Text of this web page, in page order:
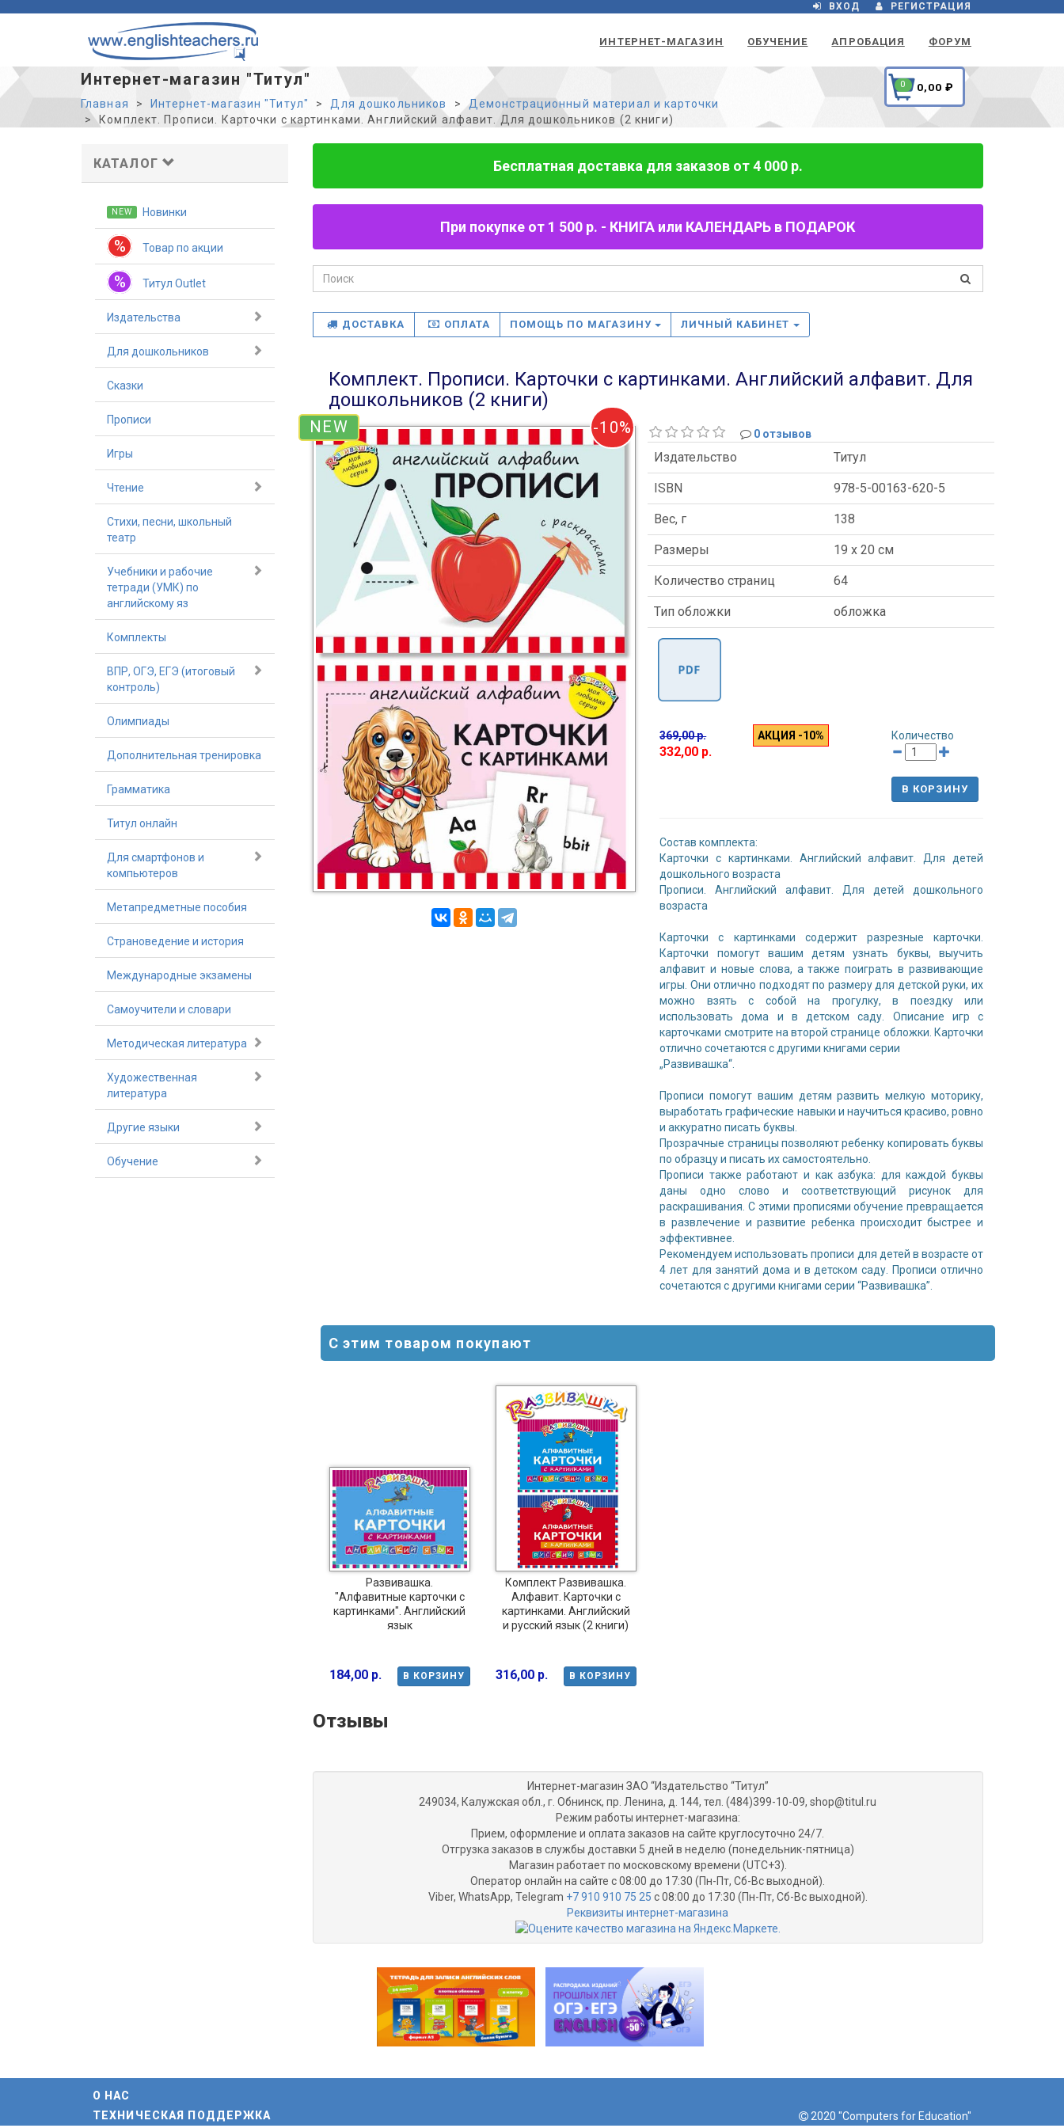
ВХОД РЕГИСТРАЦИЯ
ИНТЕРНЕТ-МАГАЗИН ОБУЧЕНИЕ АПРОБАЦИЯ ФОРУМ
Интернет-магазин "Титул"
Главная Интернет-магазин "Титул" Для дошкольников
Демонстрационный материал и карточки
Комплект. Прописи. Карточки с картинками. Английский алфавит. Для дошкольников (2 книги)
0 0,00 ₽
КАТАЛОГ
NEW Новинки
% Товар по акции
% Титул Outlet
Издательства
Для дошкольников
Сказки
Прописи
Игры
Чтение
Стихи, песни, школьный
театр
Учебники и рабочие
тетради (УМК) по
английскому яз
Комплекты
ВПР, ОГЭ, ЕГЭ (итоговый
контроль)
Олимпиады
Дополнительная тренировка
Грамматика
Титул онлайн
Для смартфонов и
компьютеров
Метапредметные пособия
Страноведение и история
Международные экзамены
Самоучители и словари
Методическая литература
Художественная
литература
Другие языки
Обучение
Бесплатная доставка для заказов от 4 000 р.
При покупке от 1 500 р. - КНИГА или КАЛЕНДАРЬ в ПОДАРОК
ДОСТАВКА ОПЛАТА ПОМОЩЬ ПО МАГАЗИНУ ЛИЧНЫЙ КАБИНЕТ
Комплект. Прописи. Карточки с картинками. Английский алфавит. Для
дошкольников (2 книги)
NEW -10% 0 отзывов
Издательство Титул
ISBN 978-5-00163-620-5
Вес, г 138
Размеры 19 x 20 см
Количество страниц 64
Тип обложки обложка
369,00 р.
332,00 р.
АКЦИЯ -10% Количество
В КОРЗИНУ
Состав комплекта:
Карточки с картинками. Английский алфавит. Для детей
дошкольного возраста
Прописи. Английский алфавит. Для детей дошкольного
возраста
Карточки с картинками содержит разрезные карточки.
Карточки помогут вашим детям узнать буквы, выучить
алфавит и новые слова, а также поиграть в развивающие
игры. Они отлично подходят по размеру для детской руки, их
можно взять с собой на прогулку, в поездку или
использовать дома и в детском саду. Описание игр с
карточками смотрите на второй странице обложки. Карточки
отлично сочетаются с другими книгами серии
„Развивашка“.
Прописи помогут вашим детям развить мелкую моторику,
выработать графические навыки и научиться красиво, ровно
и аккуратно писать буквы.
Прозрачные страницы позволяют ребенку копировать буквы
по образцу и писать их самостоятельно.
Прописи также работают и как азбука: для каждой буквы
даны одно слово и соответствующий рисунок для
раскрашивания. С этими прописями обучение превращается
в развлечение и развитие ребенка происходит быстрее и
эффективнее.
Рекомендуем использовать прописи для детей в возрасте от
4 лет для занятий дома и в детском саду. Прописи отлично
сочетаются с другими книгами серии “Развивашка”.
С этим товаром покупают
Развивашка.
"Алфавитные карточки с
картинками". Английский
язык
В КОРЗИНУ
184,00 р.
Комплект Развивашка.
Алфавит. Карточки с
картинками. Английский
и русский язык (2 книги)
В КОРЗИНУ
316,00 р.
Отзывы
Интернет-магазин ЗАО “Издательство “Титул”
249034, Калужская обл., г. Обнинск, пр. Ленина, д. 144, тел. (484)399-10-09, shop@titul.ru
Режим работы интернет-магазина:
Прием, оформление и оплата заказов на сайте круглосуточно 24/7.
Отгрузка заказов в службы доставки 5 дней в неделю (понедельник-пятница)
Магазин работает по московскому времени (UTC+3).
Оператор онлайн на сайте с 08:00 до 17:30 (Пн-Пт, Сб-Вс выходной).
Viber, WhatsApp, Telegram +7 910 910 75 25 с 08:00 до 17:30 (Пн-Пт, Сб-Вс выходной).
Реквизиты интернет-магазина
О НАС
ТЕХНИЧЕСКАЯ ПОДДЕРЖКА
2020 "Computers for Education"